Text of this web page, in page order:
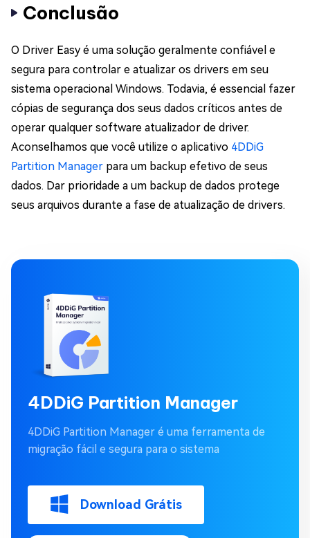
Conclusão
O Driver Easy é uma solução geralmente confiável e
segura para controlar e atualizar os drivers em seu
sistema operacional Windows. Todavia, é essencial fazer
cópias de segurança dos seus dados críticos antes de
operar qualquer software atualizador de driver.
Aconselhamos que você utilize o aplicativo 4DDiG
Partition Manager para um backup efetivo de seus
dados. Dar prioridade a um backup de dados protege
seus arquivos durante a fase de atualização de drivers.
4DDiG Partition Manager
4DDiG Partition Manager é uma ferramenta de
migração fácil e segura para o sistema
Download Grátis